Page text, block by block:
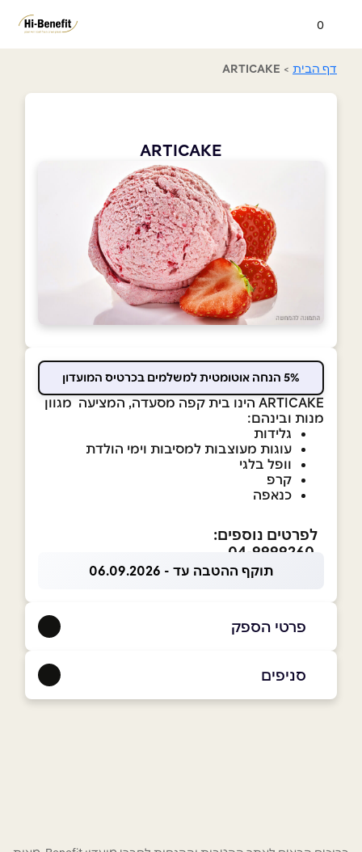
0
דף הבית >
ARTICAKE
ARTICAKE
5% הנחה אוטומטית למשלמים בכרטיס המועדון
ARTICAKE הינו בית קפה מסעדה, המציעה מגוון
מנות ובינהם:
גלידות
עוגות מעוצבות למסיבות וימי הולדת
וופל בלגי
קרפ
כנאפה
לפרטים נוספים:
תוקף ההטבה עד - 06.09.2026
פרטי הספק
סניפים